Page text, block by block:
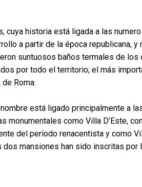
cuya historia está ligada a las
a partir de la época republicana, y
suntuosos baños termales de los
por todo el territorio; el más
Roma.
está ligado principalmente a
monumentales como Villa D’Este,
del período renacentista y como
mansiones han sido inscritas por